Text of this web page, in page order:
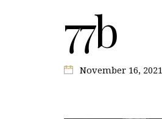
77b
November 16, 2021